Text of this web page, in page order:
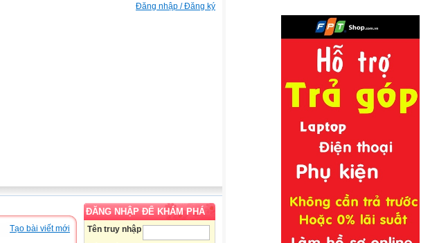
Đăng nhập / Đăng ký
ĐĂNG NHẬP ĐỂ KHÁM PHÁ
Tên truy nhập
Tạo bài viết mới